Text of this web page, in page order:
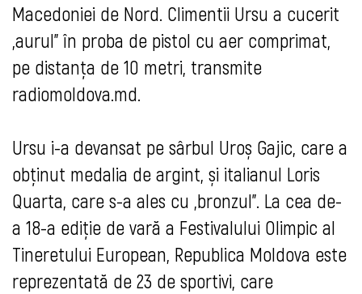
Macedoniei de Nord. Climentii Ursu a cucerit
„aurul” în proba de pistol cu aer comprimat,
pe distanța de 10 metri, transmite
radiomoldova.md.
Ursu i-a devansat pe sârbul Uroș Gajic, care a
obținut medalia de argint, și italianul Loris
Quarta, care s-a ales cu „bronzul”. La cea de-
a 18-a ediție de vară a Festivalului Olimpic al
Tineretului European, Republica Moldova este
reprezentată de 23 de sportivi, care